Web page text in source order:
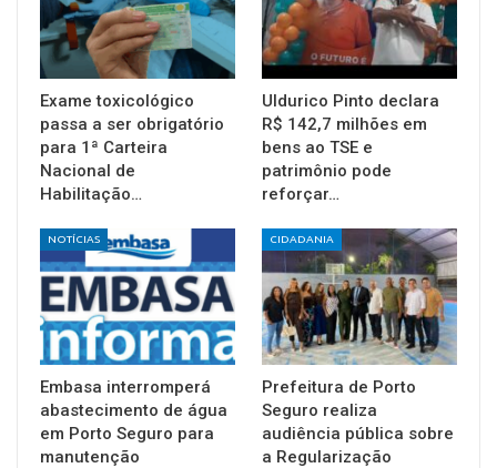
Exame toxicológico
passa a ser obrigatório
para 1ª Carteira
Nacional de
Habilitação…
Uldurico Pinto declara
R$ 142,7 milhões em
bens ao TSE e
patrimônio pode
reforçar…
NOTÍCIAS
Embasa interromperá
abastecimento de água
em Porto Seguro para
manutenção
CIDADANIA
Prefeitura de Porto
Seguro realiza
audiência pública sobre
a Regularização